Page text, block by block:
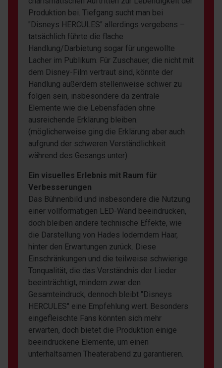
Produktion bei. Tiefgang sucht man bei
"Disneys HERCULES" allerdings vergebens –
tatsächlich führte die flache
Handlung/Darbietung sogar für ungewollte
Lacher im Publikum. Für Zuschauer, die nicht mit
dem Disney-Film vertraut sind, könnte der
Handlung außerdem stellenweise schwer zu
folgen sein, insbesondere da zentrale
Elemente wie die Lebensfäden ohne
ausreichende Erklärung bleiben.
(möglicherweise ging die Erklärung aber auch
aufgrund der schweren Verständlichkeit
während des Gesangs unter)
Ein visuelles Erlebnis mit Raum für
Verbesserungen
Das Bühnenbild und insbesondere die Nutzung
einer vollformatigen LED-Wand beeindrucken,
doch bleiben andere technische Effekte, wie
die Darstellung von Hades loderndem Haar,
hinter den Erwartungen zurück. Diese
Einschränkungen und die teilweise schwierige
Tonqualität, die das Verständnis der Lieder
beeinträchtigt, mindern zwar den
Gesamteindruck, dennoch bleibt "Disneys
HERCULES" eine Empfehlung wert. Besonders
eingefleischte Fans könnten sich mehr
erwarten, doch bietet die Produktion einige
beeindruckene Elemente, um einen
unterhaltsamen Theaterabend zu garantieren.